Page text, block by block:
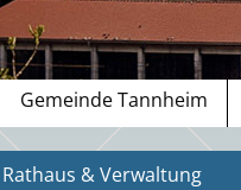
Gemeinde Tannheim
Rathaus & Verwaltung